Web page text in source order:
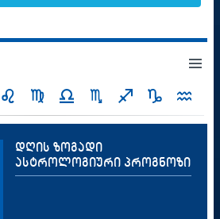
დღის ზოგადი
ასტროლოგიური პროგნოზი